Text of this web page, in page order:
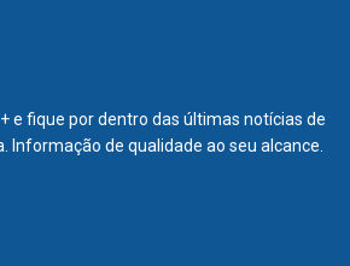
e fique por dentro das últimas notícias de
Informação de qualidade ao seu alcance.